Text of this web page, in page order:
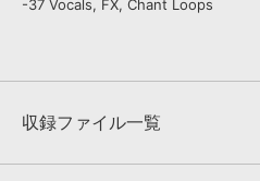
-37 Vocals, FX, Chant Loops
収録ファイル一覧